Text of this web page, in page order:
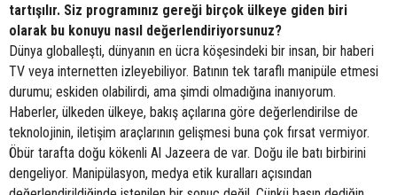
tartışılır. Siz programınız gereği birçok ülkeye giden biri
olarak bu konuyu nasıl değerlendiriyorsunuz?
Dünya globalleşti, dünyanın en ücra köşesindeki bir insan, bir haberi
TV veya internetten izleyebiliyor. Batının tek taraflı manipüle etmesi
durumu; eskiden olabilirdi, ama şimdi olmadığına inanıyorum.
Haberler, ülkeden ülkeye, bakış açılarına göre değerlendirilse de
teknolojinin, iletişim araçlarının gelişmesi buna çok fırsat vermiyor.
Öbür tarafta doğu kökenli Al Jazeera de var. Doğu ile batı birbirini
dengeliyor. Manipülasyon, medya etik kuralları açısından